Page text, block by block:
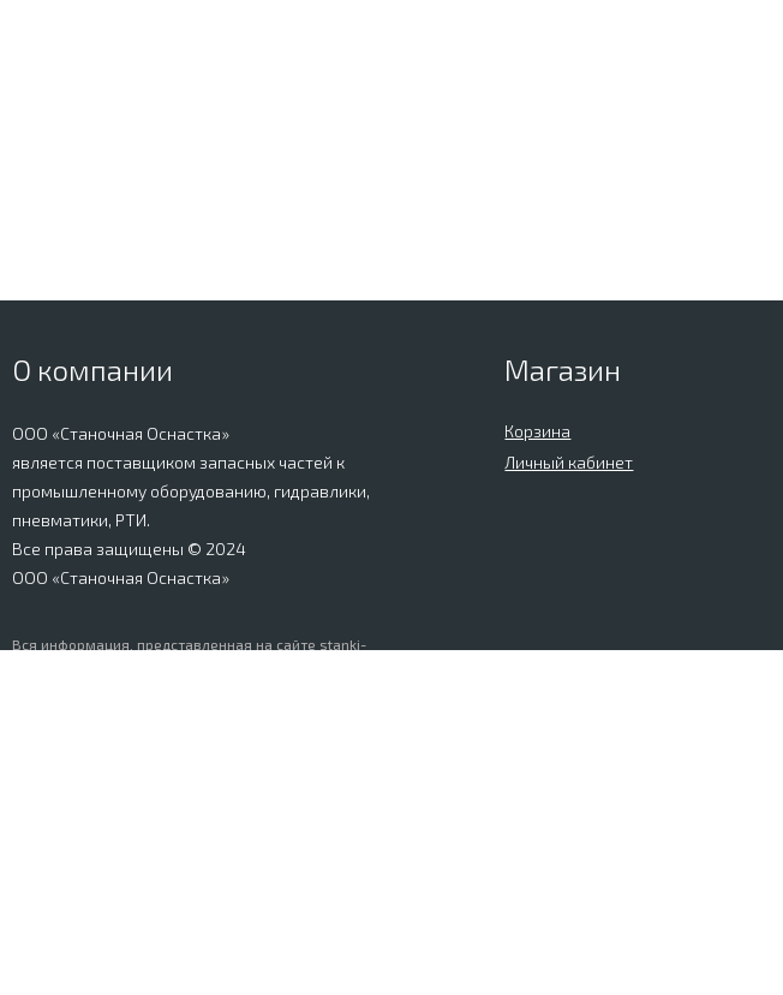
О компании
ООО «Станочная Оснастка»
является поставщиком запасных частей к
промышленному оборудованию, гидравлики,
пневматики, РТИ.
Все права защищены © 2024
ООО «Станочная Оснастка»
Вся информация, представленная на сайте stanki-
Магазин
Корзина
Личный кабинет